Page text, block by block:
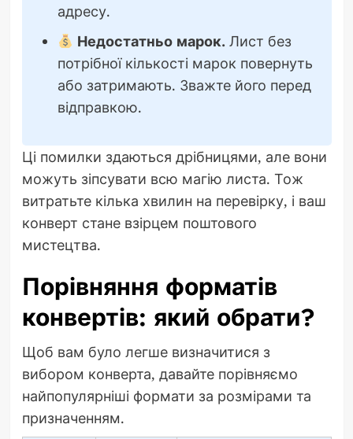
адресу.
Недостатньо марок. Лист без
потрібної кількості марок повернуть
або затримають. Зважте його перед
відправкою.
Ці помилки здаються дрібницями, але вони
можуть зіпсувати всю магію листа. Тож
витратьте кілька хвилин на перевірку, і ваш
конверт стане взірцем поштового
мистецтва.
Порівняння форматів
конвертів: який обрати?
Щоб вам було легше визначитися з
вибором конверта, давайте порівняємо
найпопулярніші формати за розмірами та
призначенням.